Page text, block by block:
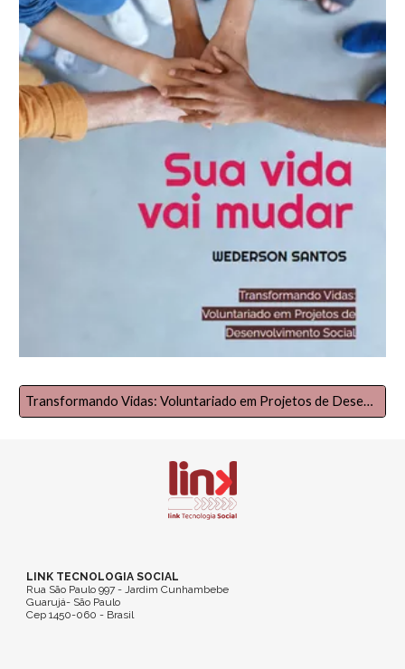
Transformando Vidas: Voluntariado em Projetos de Desenvolvimento Social
LINK TECNOLOGIA SOCIAL
Rua São Paulo 997 - Jardim Cunhambebe
Guarujá- São Paulo
Cep 1450-060 - Brasil